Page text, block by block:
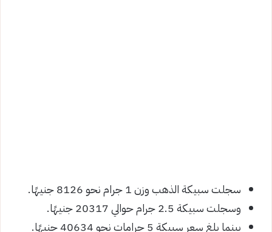
سجلت سبيكة الذهب وزن 1 جرام نحو 8126 جنيهًا.
وسجلت سبيكة 2.5 جرام حوالي 20317 جنيهًا.
بينما بلغ سعر سبيكة 5 جرامات نحو 40634 جنيهًا.